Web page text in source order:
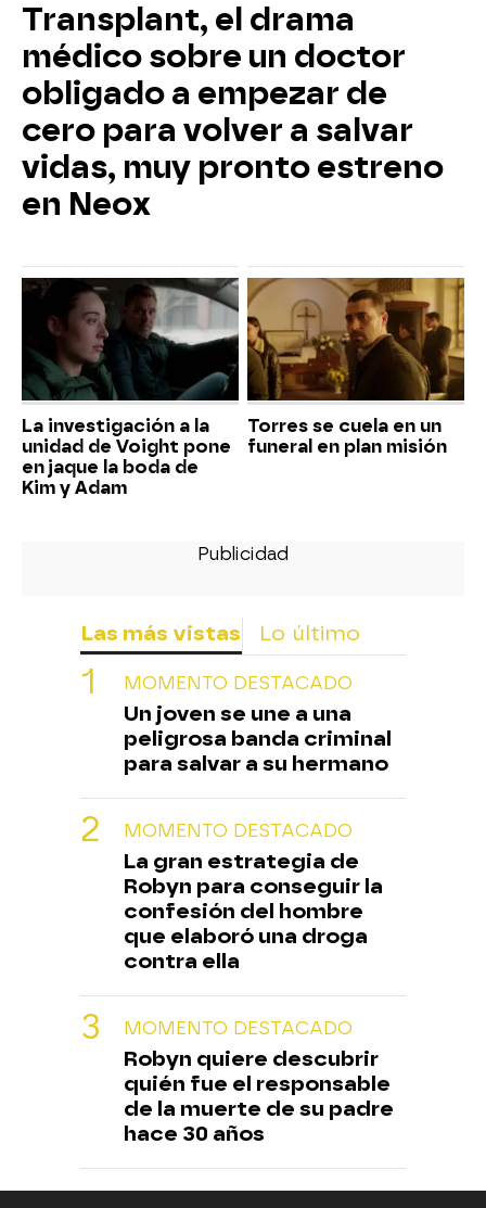
Transplant, el drama
médico sobre un doctor
obligado a empezar de
cero para volver a salvar
vidas, muy pronto estreno
en Neox
La investigación a la
unidad de Voight pone
en jaque la boda de
Kim y Adam
Torres se cuela en un
funeral en plan misión
Las más vistas Lo último
MOMENTO DESTACADO
Un joven se une a una
peligrosa banda criminal
para salvar a su hermano
MOMENTO DESTACADO
La gran estrategia de
Robyn para conseguir la
confesión del hombre
que elaboró una droga
contra ella
MOMENTO DESTACADO
Robyn quiere descubrir
quién fue el responsable
de la muerte de su padre
hace 30 años